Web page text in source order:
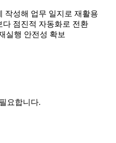
작성해 업무 일지로 재활용
점진적 자동화로 전환
실행 안전성 확보
요합니다.